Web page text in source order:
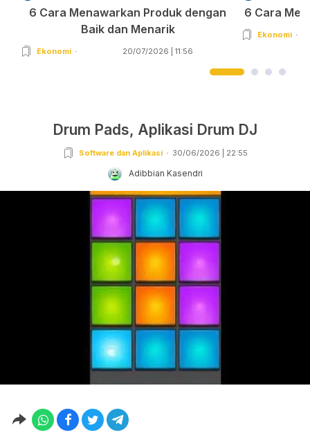
6 Cara Menawarkan Produk dengan
Baik dan Menarik
Ekonomi 20/07/2026 | 11:56
6 Cara
Ekonomi
Drum Pads, Aplikasi Drum DJ
Software dan Aplikasi 30/06/2026 | 22:55
Adibbian Kasendri